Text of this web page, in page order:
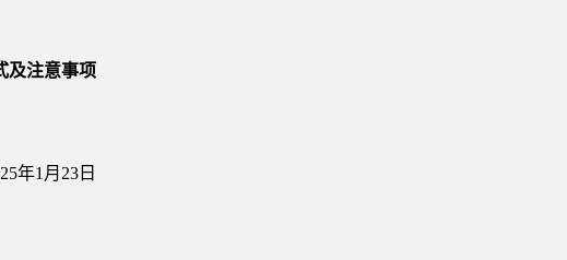
及注意事项
年1月23日